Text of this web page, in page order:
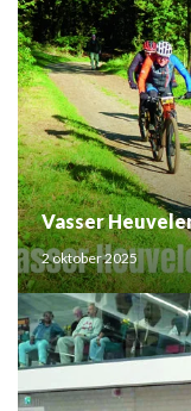
2 oktober 2025